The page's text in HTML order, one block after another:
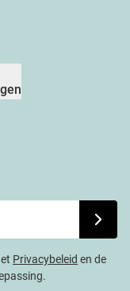
Privacybeleid en de